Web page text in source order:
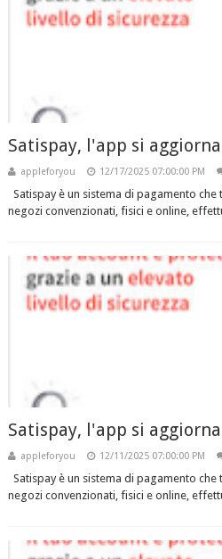
Satispay, l'app si
appleforyou 12/17/2025 07:00:00 PM
Satispay è un sistema di pagamento
negozi convenzionati, fisici e online,
Satispay, l'app si
appleforyou 12/11/2025 07:00:00 PM
Satispay è un sistema di pagamento
negozi convenzionati, fisici e online,